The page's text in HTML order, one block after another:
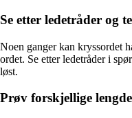
Se etter ledetråder og
Noen ganger kan kryssordet
ordet. Se etter ledetråder i
løst.
Prøv forskjellige